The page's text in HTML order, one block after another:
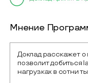
Мнение
Доклад расскажет о
позволит добиться
нагрузках в сотни